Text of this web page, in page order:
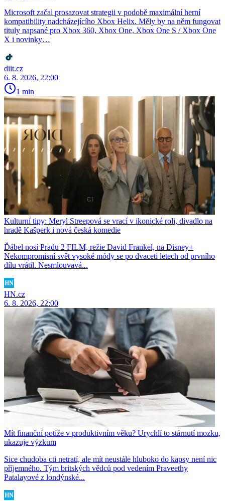
Microsoft začal prosazovat strategii v podobě maximální herní
kompatibility nadcházejícího Xbox Helix. Měly by na něm fungovat
tituly napsané pro Xbox 360, Xbox One, Xbox One S / Xbox One
X i novinky…
diit.cz
6. 8. 2026, 22:00
1 min
Kulturní tipy: Meryl Streepová se vrací v ikonické roli, divadlo na
hradě Kašperk i nová česká komedie
Ďábel nosí Pradu 2 FILM, režie David Frankel, na Disney+
Nekompromisní svět vysoké módy se po dvaceti letech od prvního
dílu vrátil. Nesmlouvavá...
HN.cz
6. 8. 2026, 22:00
Mít finanční potíže v produktivním věku? Urychlí to stárnutí mozku,
ukazuje výzkum
Sice chudoba cti netratí, ale mít neustále hluboko do kapsy není nic
příjemného. Tým britských vědců pod vedením Praveethy
Patalayové z londýnské...